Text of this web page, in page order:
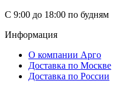
С 9:00 до 18:00 по будням
Информация
О компании Арго
Доставка по Москве
Доставка по России